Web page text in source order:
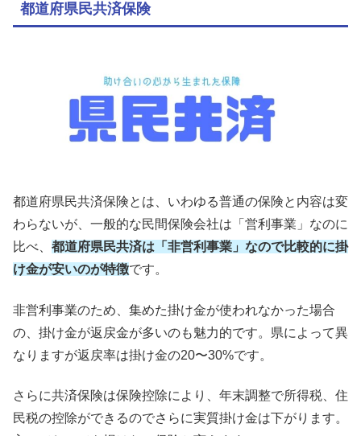
都道府県民共済保険
都道府県民共済保険とは、いわゆる普通の保険と内容は変
わらないが、一般的な民間保険会社は「営利事業」なのに
比べ、 都道府県民共済は「非営利事業」 なので比較的に掛
け金が安いのが特徴です。
非営利事業のため、集めた掛け金が使われなかった場合
の、掛け金が返戻金が多いのも魅力的です。県によって異
なりますが返戻率は掛け金の20〜30%です。
さらに共済保険は保険控除により、年末調整で所得税、住
民税の控除ができるのでさらに実質掛け金は下がります。